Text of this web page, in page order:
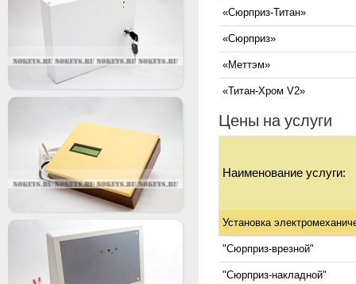
«Сюрприз-Титан»
«Сюрприз»
«Меттэм»
«Титан-Хром V2»
Цены на услуги
Наименование услуги:
Установка
"Сюрприз-врезной"
"Сюрприз-накладной"